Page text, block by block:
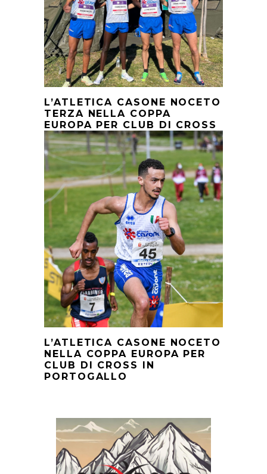
L’ATLETICA CASONE NOCETO
TERZA NELLA COPPA
EUROPA PER CLUB DI CROSS
L’ATLETICA CASONE NOCETO
NELLA COPPA EUROPA PER
CLUB DI CROSS IN
PORTOGALLO